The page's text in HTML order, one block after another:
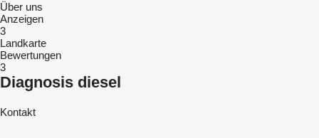
Über uns
Anzeigen
3
Landkarte
Bewertungen
3
Diagnosis diesel
Kontakt